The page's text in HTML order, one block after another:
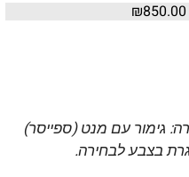
₪850.00
גימור עם מנט (ספייסר)
בצבע לבחירה.